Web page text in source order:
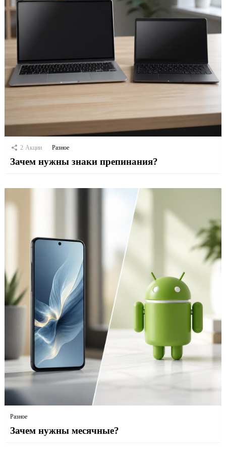
2 Акции Разное
Зачем нужны знаки препинания?
Разное
Зачем нужны месячные?